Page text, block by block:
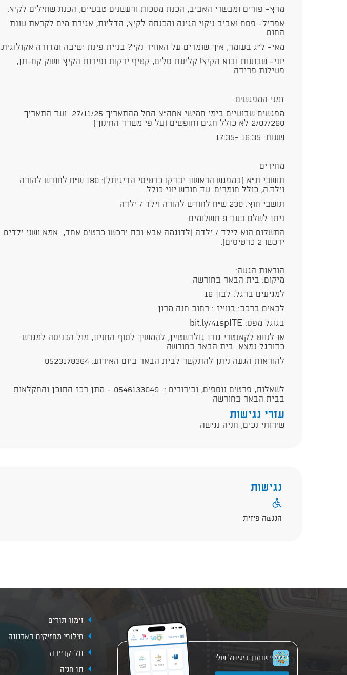
מרץ- פורים ומבשרי האביב, הכנת מסכות ורעשנים טבעיים, הכנת שתילים לקיץ.
אפריל- פסח ואביב ניקוי הגינה והכנתה לקיץ, הדליות, אגירת מים לקראת עונת
החום.
מאי- ל"ג בעומר, איך שומרים על האוויר נקי? בניית פינת ישיבה ומדורה אקולוגית.
יוני- שבועות ובוא הקיץ! קליעת סלים, קטיף ירקות ופירות הקיץ ושוק קח-תן,
פעילות פרידה.
זמני המפגשים:
מפגשים שבועיים בימי חמישי אחה"צ החל מהתאריך 27/11/25 ועד התאריך
2/07/260 לא כולל חגים וחופשים (על פי משרד החינוך)
שעות: 16:35 -17:35
מחירים
תושבי ת"א (במפגש הראשון יבדקו כרטיסי הדיגיתל): 180 ש"ח לחודש להורה
וילד.ה, כולל חומרים. עד חודש יוני כולל.
תושבי חוץ: 230 ש"ח לחודש להורה וילד / ילדה
ניתן לשלם בעד 9 תשלומים
התשלום הוא לילד / ילדה (לדוגמה אבא ובת ירכשו כרטיס אחד, אמא ושני ילדים
ירכשו 2 כרטיסים).
הוראות הגעה:
מיקום: בית הבאר בחורשה
למגיעים ברגל: לבון 16
לבאים ברכב: בווייז : רחוב חנה מרון
בגוגל מפס: bit.ly/41spITE ​
או לנווט לקאנטרי גורן גולדשטיין, להמשיך לסוף החניון, מול הכניסה למגרש
כדורגל נמצא בית הבאר בחורשה.​
להוראות הגעה ניתן להתקשר לבית הבאר ביום האירוע: 0523178364
לשאלות, פרטים נוספים, ובירורים : 0546133049 - מתן רכז התוכן והחקלאות
בבית הבאר בחורשה
עזרי נגישות
שירותי נכים, חניה נגישה
נגישות
הנגשה פיזית
יישומון דיגיתל שלי
זימון תורים
חילופי מחזיקים בארנונה
תל-קריירה
תו חניה